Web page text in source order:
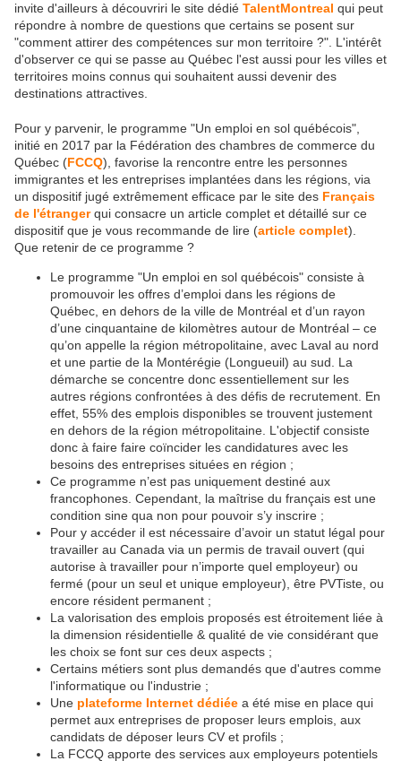
invite d'ailleurs à découvriri le site dédié TalentMontreal qui peut
répondre à nombre de questions que certains se posent sur
"comment attirer des compétences sur mon territoire ?". L'intérêt
d'observer ce qui se passe au Québec l'est aussi pour les villes et
territoires moins connus qui souhaitent aussi devenir des
destinations attractives.
Pour y parvenir, le programme "Un emploi en sol québécois",
initié en 2017 par la Fédération des chambres de commerce du
Québec (FCCQ), favorise la rencontre entre les personnes
immigrantes et les entreprises implantées dans les régions, via
un dispositif jugé extrêmement efficace par le site des Français
de l'étrangerqui consacre un article complet et détaillé sur ce
dispositif que je vous recommande de lire (article complet).
Que retenir de ce programme ?
Le programme "Un emploi en sol québécois" consiste à
promouvoir les offres d’emploi dans les régions de
Québec, en dehors de la ville de Montréal et d’un rayon
d’une cinquantaine de kilomètres autour de Montréal – ce
qu’on appelle la région métropolitaine, avec Laval au nord
et une partie de la Montérégie (Longueuil) au sud. La
démarche se concentre donc essentiellement sur les
autres régions confrontées à des défis de recrutement. En
effet, 55% des emplois disponibles se trouvent justement
en dehors de la région métropolitaine. L'objectif consiste
donc à faire faire coïncider les candidatures avec les
besoins des entreprises situées en région ;
Ce programme n’est pas uniquement destiné aux
francophones. Cependant, la maîtrise du français est une
condition sine qua non pour pouvoir s’y inscrire ;
Pour y accéder il est nécessaire d’avoir un statut légal pour
travailler au Canada via un permis de travail ouvert (qui
autorise à travailler pour n’importe quel employeur) ou
fermé (pour un seul et unique employeur), être PVTiste, ou
encore résident permanent ;
La valorisation des emplois proposés est étroitement liée à
la dimension résidentielle & qualité de vie considérant que
les choix se font sur ces deux aspects ;
Certains métiers sont plus demandés que d'autres comme
l'informatique ou l'industrie ;
Une plateforme Internet dédiée a été mise en place qui
permet aux entreprises de proposer leurs emplois, aux
candidats de déposer leurs CV et profils ;
La FCCQ apporte des services aux employeurs potentiels